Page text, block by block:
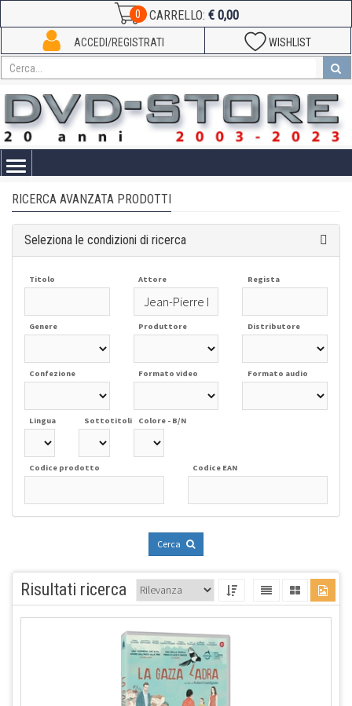
0 CARRELLO: € 0,00
WISHLIST
ACCEDI/REGISTRATI
Toggle
RICERCA AVANZATA PRODOTTI
Seleziona le condizioni di ricerca
Titolo Attore Regista
Genere Produttore Distributore
Confezione Formato video Formato audio
Lingua Sottotitoli Colore - B/N
Codice prodotto Codice EAN
Cerca
Risultati ricerca